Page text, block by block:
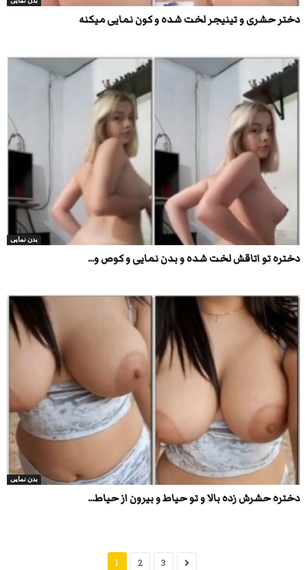
دختر حشری و تینیجر لخت شده و کون نمایی میکنه
بدن نمایی
دختره تو اتاقش لخت شده و بدن نمایی و کوص و...
بدن نمایی
دختره حشرش زده بالا و تو حیاط و بیرون از حیاط...
1 2 3